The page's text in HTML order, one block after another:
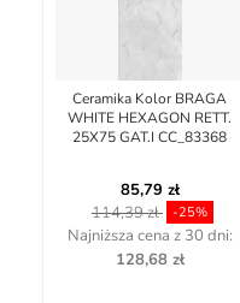
Ceramika Kolor BRAGA
WHITE HEXAGON RETT.
25X75 GAT.I CC_83368
85,79 zł
114,39 zł
-25%
Najniższa cena z 30 dni:
128,68 zł